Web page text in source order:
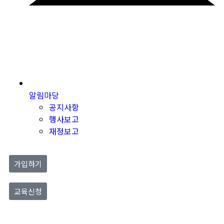
알림마당
공지사항
행사보고
재정보고
가입하기
교육신청